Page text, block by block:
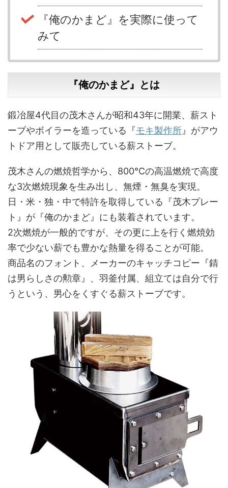
『俺のかまど』を実際に使って
みて
『俺のかまど』とは
鍛冶屋4代目の茂木さんが昭和43年に開業、薪スト
ーブやボイラーを造っている『モキ製作所 』がアウ
トドア用として販売している薪ストーブ。
茂木さんの燃焼哲学から、800℃の高温燃焼で高度
な3次燃焼現象を生み出し、無煙・無臭を実現。
日・米・独・中で特許を取得している『茂木プレー
ト』が『俺のかまど』にも装着されています。
2次燃焼が一般的ですが、その更に上を行く燃焼効
率で少ない薪でも豊かな熱量を得ることが可能。
商品名のフォント、メーカーのキャッチコピー『錆
は男らしさの勲章』、羽釜付属、組立ては自分で行
うという、男心をくすぐる薪ストーブです。